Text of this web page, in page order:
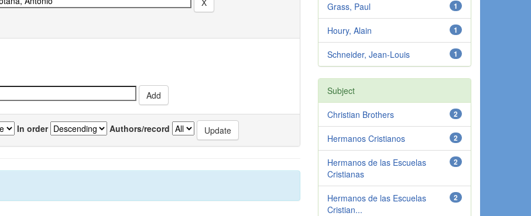
In order Authors/record
1
Grass, Paul
1
Houry, Alain
1
Schneider, Jean-Louis
Subject
2
Christian Brothers
2
Hermanos Cristianos
2
Hermanos de las Escuelas
Cristianas
2
Hermanos de las Escuelas
Cristian...